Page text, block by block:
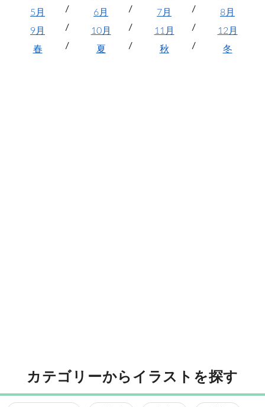
5月
6月 7月
8月
9月
10月 11月
12月
春
夏 秋 冬
カテゴリーからイラストを探す